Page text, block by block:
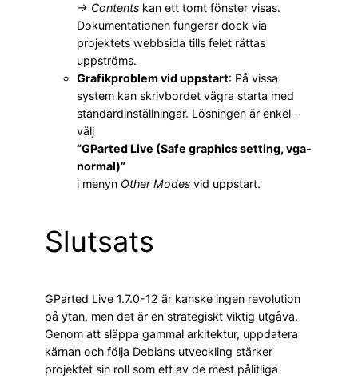
→ Contents kan ett tomt fönster visas.
Dokumentationen fungerar dock via
projektets webbsida tills felet rättas
uppströms.
Grafikproblem vid uppstart: På vissa
system kan skrivbordet vägra starta med
standardinställningar. Lösningen är enkel –
välj
“GParted Live (Safe graphics setting, vga-
normal)”
i menyn Other Modes vid uppstart.
Slutsats
GParted Live 1.7.0-12 är kanske ingen revolution
på ytan, men det är en strategiskt viktig utgåva.
Genom att släppa gammal arkitektur, uppdatera
kärnan och följa Debians utveckling stärker
projektet sin roll som ett av de mest pålitliga